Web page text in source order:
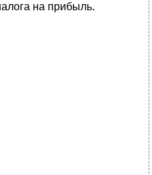
на прибыль.